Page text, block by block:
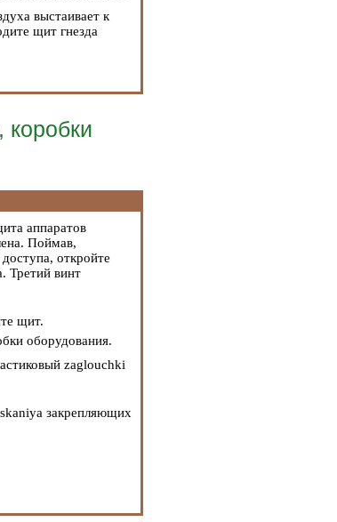
выстаивает к
щит гнезда
аппаратов
Поймав,
откройте
Третий винт
щит.
оборудования.
zaglouchki
закрепляющих